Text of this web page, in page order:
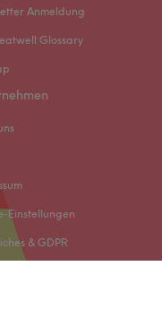
Anmeldung
Glossary
Einstellungen
& GDPR